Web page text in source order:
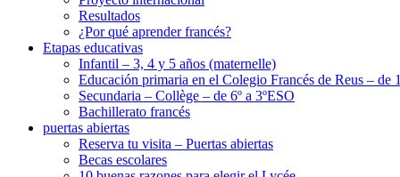
Resultados
¿Por qué aprender francés?
Etapas educativas
Infantil – 3, 4 y 5 años (maternelle)
Educación primaria en el Colegio Francés de Reus – de
Secundaria – Collège – de 6º a 3ºESO
Bachillerato francés
puertas abiertas
Reserva tu visita – Puertas abiertas
Becas escolares